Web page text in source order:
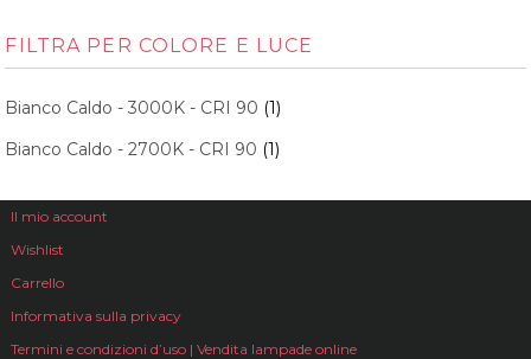
FILTRA PER COLORE E LUCE
Bianco Caldo - 3000K - CRI 90 (1)
Bianco Caldo - 2700K - CRI 90 (1)
Il mio account
Wishlist
Carrello
Informativa sulla privacy
Termini e condizioni d’uso | Vendita lampade online